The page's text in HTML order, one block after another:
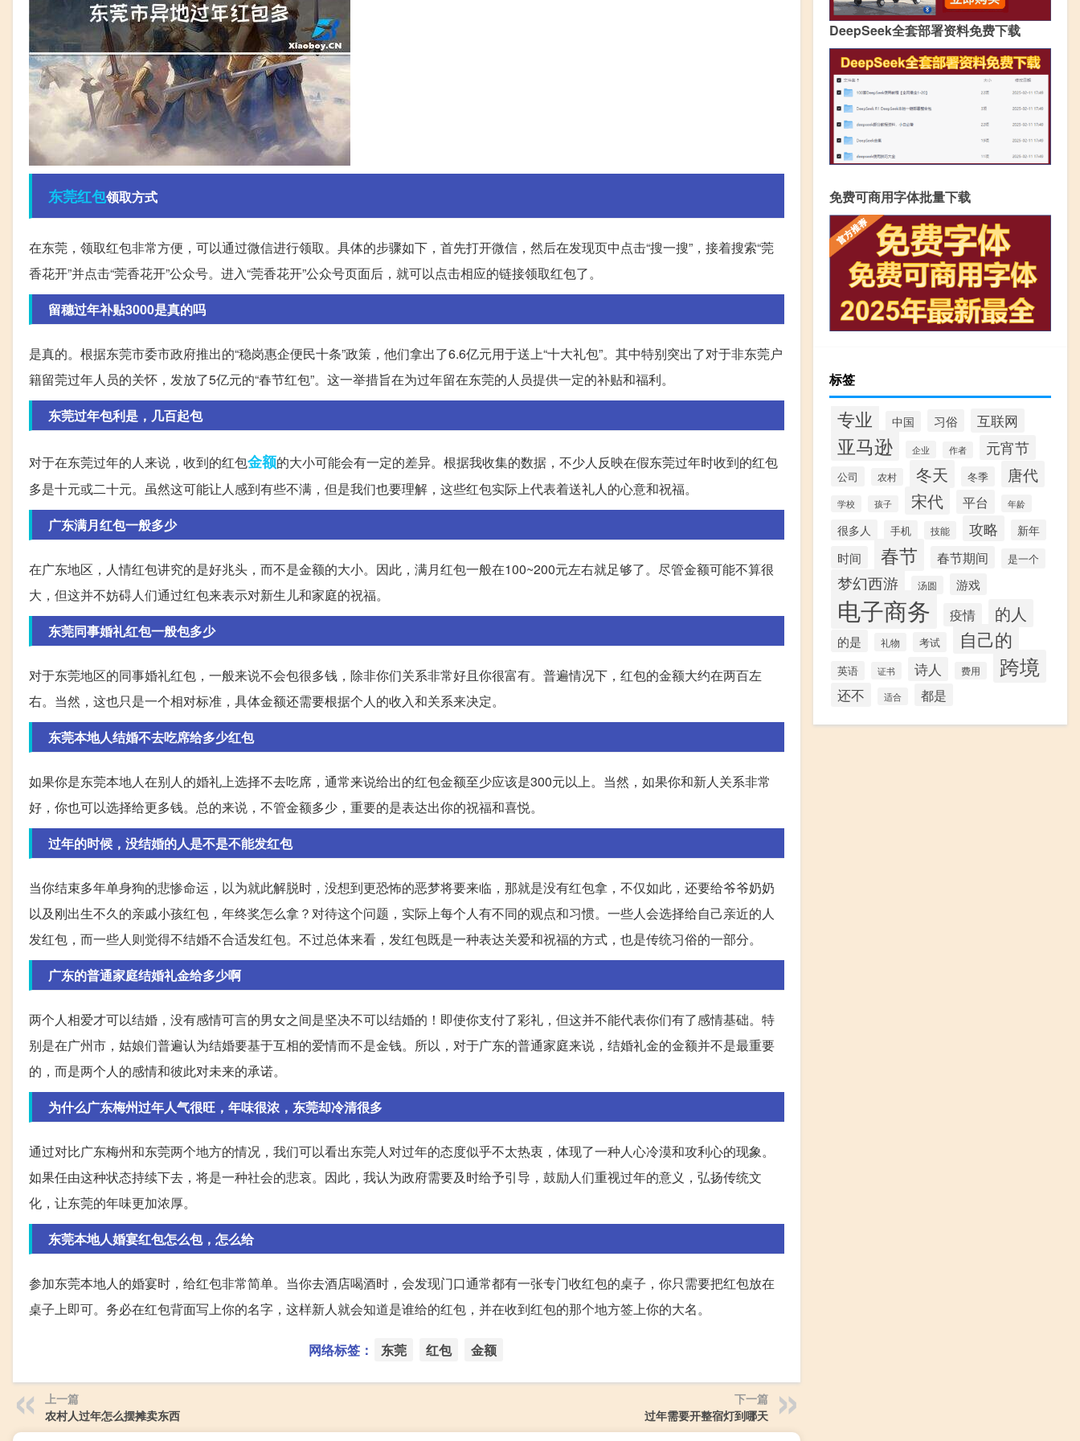
东莞红包领取方式
在东莞，领取红包非常方便，可以通过微信进行领取。具体的步骤如下，首先打开微信，然后在发现页中点击“搜一搜”，接着搜索“莞
香花开”并点击“莞香花开”公众号。进入“莞香花开”公众号页面后，就可以点击相应的链接领取红包了。
留穗过年补贴3000是真的吗
是真的。根据东莞市委市政府推出的“稳岗惠企便民十条”政策，他们拿出了6.6亿元用于送上“十大礼包”。其中特别突出了对于非东莞户
籍留莞过年人员的关怀，发放了5亿元的“春节红包”。这一举措旨在为过年留在东莞的人员提供一定的补贴和福利。
东莞过年包利是，几百起包
对于在东莞过年的人来说，收到的红包金额的大小可能会有一定的差异。根据我收集的数据，不少人反映在假东莞过年时收到的红包
多是十元或二十元。虽然这可能让人感到有些不满，但是我们也要理解，这些红包实际上代表着送礼人的心意和祝福。
广东满月红包一般多少
在广东地区，人情红包讲究的是好兆头，而不是金额的大小。因此，满月红包一般在100~200元左右就足够了。尽管金额可能不算很
大，但这并不妨碍人们通过红包来表示对新生儿和家庭的祝福。
东莞同事婚礼红包一般包多少
对于东莞地区的同事婚礼红包，一般来说不会包很多钱，除非你们关系非常好且你很富有。普遍情况下，红包的金额大约在两百左
右。当然，这也只是一个相对标准，具体金额还需要根据个人的收入和关系来决定。
东莞本地人结婚不去吃席给多少红包
如果你是东莞本地人在别人的婚礼上选择不去吃席，通常来说给出的红包金额至少应该是300元以上。当然，如果你和新人关系非常
好，你也可以选择给更多钱。总的来说，不管金额多少，重要的是表达出你的祝福和喜悦。
过年的时候，没结婚的人是不是不能发红包
当你结束多年单身狗的悲惨命运，以为就此解脱时，没想到更恐怖的恶梦将要来临，那就是没有红包拿，不仅如此，还要给爷爷奶奶
以及刚出生不久的亲戚小孩红包，年终奖怎么拿？对待这个问题，实际上每个人有不同的观点和习惯。一些人会选择给自己亲近的人
发红包，而一些人则觉得不结婚不合适发红包。不过总体来看，发红包既是一种表达关爱和祝福的方式，也是传统习俗的一部分。
广东的普通家庭结婚礼金给多少啊
两个人相爱才可以结婚，没有感情可言的男女之间是坚决不可以结婚的！即使你支付了彩礼，但这并不能代表你们有了感情基础。特
别是在广州市，姑娘们普遍认为结婚要基于互相的爱情而不是金钱。所以，对于广东的普通家庭来说，结婚礼金的金额并不是最重要
的，而是两个人的感情和彼此对未来的承诺。
为什么广东梅州过年人气很旺，年味很浓，东莞却冷清很多
通过对比广东梅州和东莞两个地方的情况，我们可以看出东莞人对过年的态度似乎不太热衷，体现了一种人心冷漠和攻利心的现象。
如果任由这种状态持续下去，将是一种社会的悲哀。因此，我认为政府需要及时给予引导，鼓励人们重视过年的意义，弘扬传统文
化，让东莞的年味更加浓厚。
东莞本地人婚宴红包怎么包，怎么给
参加东莞本地人的婚宴时，给红包非常简单。当你去酒店喝酒时，会发现门口通常都有一张专门收红包的桌子，你只需要把红包放在
桌子上即可。务必在红包背面写上你的名字，这样新人就会知道是谁给的红包，并在收到红包的那个地方签上你的大名。
网络标签： 东莞 红包 金额
上一篇
农村人过年怎么摆摊卖东西
下一篇
过年需要开整宿灯到哪天
DeepSeek全套部署资料免费下载
免费可商用字体批量下载
标签
专业 中国 习俗 互联网
亚马逊 企业 作者 元宵节
公司 农村 冬天 冬季 唐代
学校 孩子 宋代 平台 年龄
很多人 手机 技能 攻略 新年
时间 春节 春节期间 是一个
梦幻西游 汤圆 游戏
电子商务 疫情 的人
的是 礼物 考试 自己的
英语 证书 诗人 费用 跨境
还不 适合 都是